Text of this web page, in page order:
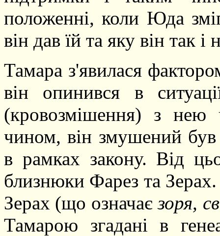
положенні, коли Юда
він дав їй та яку він так і
Тамара з'явилася
він опинився в
(кровозмішення) з нею
чином, він змушений був
в рамках закону. Від
близнюки Фарез та
Зерах (що означаєзоря,
Тамарою згадані в